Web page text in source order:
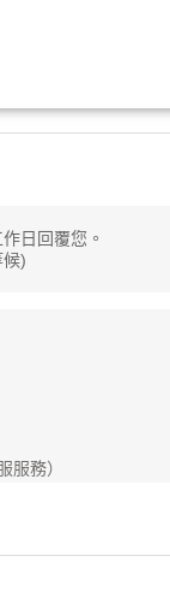
日回覆您。
)
服務）